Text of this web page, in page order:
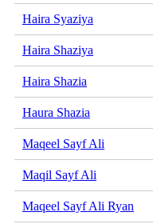
Haira Syaziya
Haira Shaziya
Haira Shazia
Haura Shazia
Maqeel Sayf Ali
Maqil Sayf Ali
Maqeel Sayf Ali Ryan